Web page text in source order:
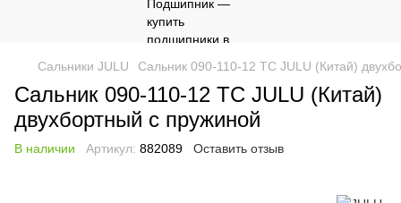
Сальники JULU Сальник 090-110-12 TC JULU (Китай)
Сальник 090-110-12 TC JULU (Китай)
двухбортный с пружиной
В наличии Артикул: 882089 Оставить отзыв